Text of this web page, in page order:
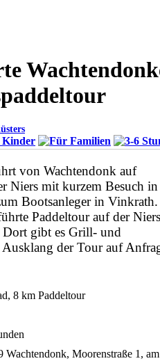
von Wachtendonk auf
Niers mit kurzem Besuch
Bootsanleger in Vinkrath.
Paddeltour auf der Niers
Dort gibt es Grill- und
der Tour auf
8 km Paddeltour
Wachtendonk, Moorenstraße 1, am